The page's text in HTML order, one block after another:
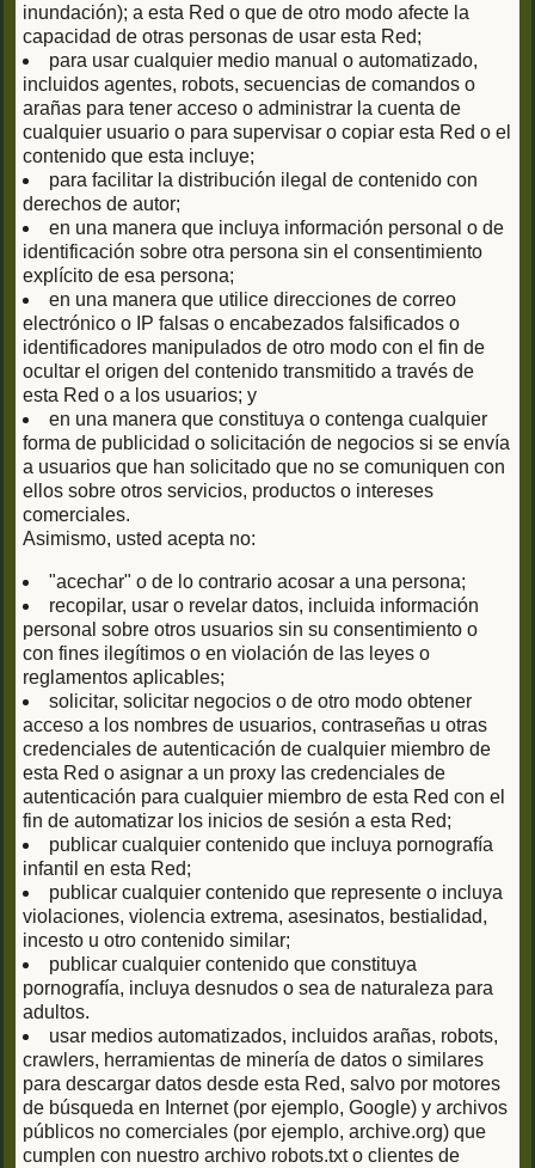
inundación); a esta Red o que de otro modo afecte la
capacidad de otras personas de usar esta Red;
para usar cualquier medio manual o automatizado,
incluidos agentes, robots, secuencias de comandos o
arañas para tener acceso o administrar la cuenta de
cualquier usuario o para supervisar o copiar esta Red o el
contenido que esta incluye;
para facilitar la distribución ilegal de contenido con
derechos de autor;
en una manera que incluya información personal o de
identificación sobre otra persona sin el consentimiento
explícito de esa persona;
en una manera que utilice direcciones de correo
electrónico o IP falsas o encabezados falsificados o
identificadores manipulados de otro modo con el fin de
ocultar el origen del contenido transmitido a través de
esta Red o a los usuarios; y
en una manera que constituya o contenga cualquier
forma de publicidad o solicitación de negocios si se envía
a usuarios que han solicitado que no se comuniquen con
ellos sobre otros servicios, productos o intereses
comerciales.
Asimismo, usted acepta no:
"acechar" o de lo contrario acosar a una persona;
recopilar, usar o revelar datos, incluida información
personal sobre otros usuarios sin su consentimiento o
con fines ilegítimos o en violación de las leyes o
reglamentos aplicables;
solicitar, solicitar negocios o de otro modo obtener
acceso a los nombres de usuarios, contraseñas u otras
credenciales de autenticación de cualquier miembro de
esta Red o asignar a un proxy las credenciales de
autenticación para cualquier miembro de esta Red con el
fin de automatizar los inicios de sesión a esta Red;
publicar cualquier contenido que incluya pornografía
infantil en esta Red;
publicar cualquier contenido que represente o incluya
violaciones, violencia extrema, asesinatos, bestialidad,
incesto u otro contenido similar;
publicar cualquier contenido que constituya
pornografía, incluya desnudos o sea de naturaleza para
adultos.
usar medios automatizados, incluidos arañas, robots,
crawlers, herramientas de minería de datos o similares
para descargar datos desde esta Red, salvo por motores
de búsqueda en Internet (por ejemplo, Google) y archivos
públicos no comerciales (por ejemplo, archive.org) que
cumplen con nuestro archivo robots.txt o clientes de